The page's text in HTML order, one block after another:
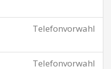
Telefonvorwahl
Telefonvorwahl